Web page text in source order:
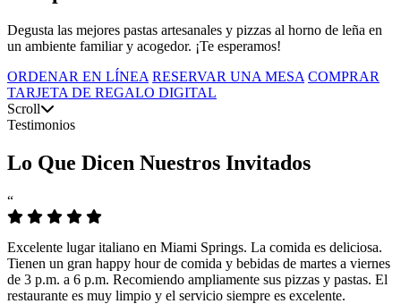
Degusta las mejores pastas artesanales y pizzas al horno de leña en
un ambiente familiar y acogedor. ¡Te esperamos!
ORDENAR EN LÍNEA RESERVAR UNA MESA COMPRAR
TARJETA DE REGALO DIGITAL
Scroll
Testimonios
Lo Que Dicen Nuestros Invitados
“
Excelente lugar italiano en Miami Springs. La comida es deliciosa.
Tienen un gran happy hour de comida y bebidas de martes a viernes
de 3 p.m. a 6 p.m. Recomiendo ampliamente sus pizzas y pastas. El
restaurante es muy limpio y el servicio siempre es excelente.